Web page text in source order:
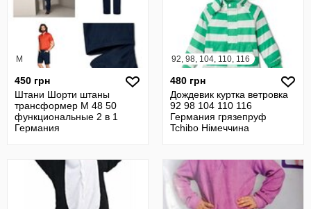
M
450 грн
Штани Шорти штаны
трансформер М 48 50
функциональные 2 в 1
Германия
92, 98, 104, 110, 116
480 грн
Дождевик куртка ветровка
92 98 104 110 116
Германия грязепруф
Tchibo Німеччина